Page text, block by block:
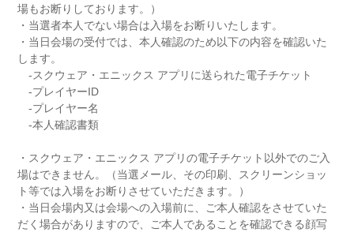
場もお断りしております。）
・当選者本人でない場合は入場をお断りいたします。
・当日会場の受付では、本人確認のため以下の内容を確認いた
します。
-スクウェア・エニックス アプリに送られた電子チケット
-プレイヤーID
-プレイヤー名
-本人確認書類
・スクウェア・エニックス アプリの電子チケット以外でのご入
場はできません。（当選メール、その印刷、スクリーンショッ
ト等では入場をお断りさせていただきます。）
・当日会場内又は会場への入場前に、ご本人確認をさせていた
だく場合がありますので、ご本人であることを確認できる顔写